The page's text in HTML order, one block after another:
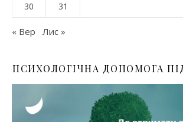
30
31
« Вер Лис »
ПСИХОЛОГІЧНА ДОПОМОГА